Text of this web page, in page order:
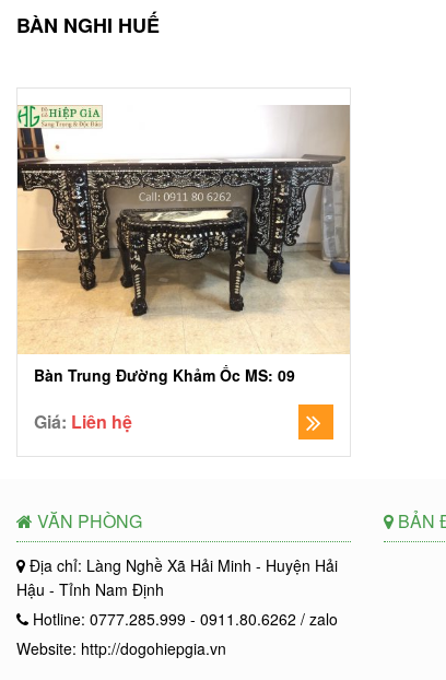
BÀN NGHI HUẾ
Bàn Trung Đường Khảm Ốc MS: 09
Giá: Liên hệ
VĂN PHÒNG
Địa chỉ: Làng Nghề Xã Hải Minh - Huyện Hải
Hậu - Tỉnh Nam Định
Hotline: 0777.285.999 - 0911.80.6262 / zalo
Website: http://dogohiepgia.vn
BẢN